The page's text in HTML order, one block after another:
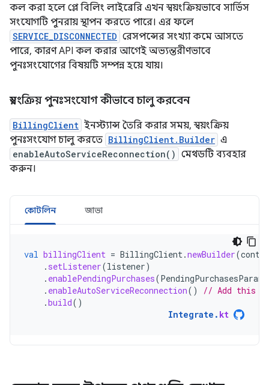
কল করা হলে প্লে বিলিং লাইব্রেরি এখন স্বয়ংক্রিয়ভাবে সার্ভিস
সংযোগটি পুনরায় স্থাপন করতে পারে। এর ফলে
SERVICE_DISCONNECTED রেসপন্সের সংখ্যা কমে আসতে
পারে, কারণ API কল করার আগেই অভ্যন্তরীণভাবে
পুনঃসংযোগের বিষয়টি সম্পন্ন হয়ে যায়।
স্বয়ংক্রিয় পুনঃসংযোগ কীভাবে চালু করবেন
BillingClient ইনস্ট্যান্স তৈরি করার সময়, স্বয়ংক্রিয়
পুনঃসংযোগ চালু করতে BillingClient.Builder এ
enableAutoServiceReconnection() মেথডটি ব্যবহার
করুন।
কোটলিন জাভা
val billingClient = BillingClient.newBuilder(
. setListener(listener)
. enablePendingPurchases(PendingPurchasesParams
. enableAutoServiceReconnection()
// Add this
.build()
Integrate . kt